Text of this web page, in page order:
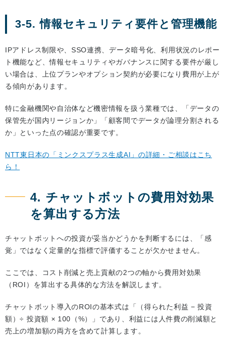
3-5. 情報セキュリティ要件と管理機能
IPアドレス制限や、SSO連携、データ暗号化、利用状況のレポー
ト機能など、情報セキュリティやガバナンスに関する要件が厳し
い場合は、上位プランやオプション契約が必要になり費用が上が
る傾向があります。
特に金融機関や自治体など機密情報を扱う業種では、「データの
保管先が国内リージョンか」「顧客間でデータが論理分割される
か」といった点の確認が重要です。
NTT東日本の「ミンクスプラス生成AI」の詳細・ご相談はこち
ら！
4. チャットボットの費用対効果
を算出する方法
チャットボットへの投資が妥当かどうかを判断するには、「感
覚」ではなく定量的な指標で評価することが欠かせません。
ここでは、コスト削減と売上貢献の2つの軸から費用対効果
（ROI）を算出する具体的な方法を解説します。
チャットボット導入のROIの基本式は「（得られた利益 − 投資
額）÷ 投資額 × 100（%）」であり、利益には人件費の削減額と
売上の増加額の両方を含めて計算します。